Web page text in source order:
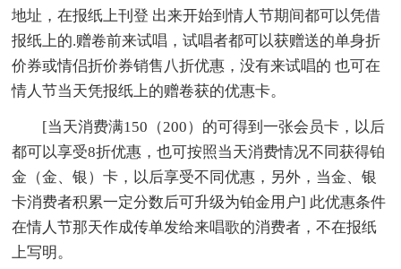
地址，在报纸上刊登 出来开始到情人节期间都可以凭借
报纸上的.赠卷前来试唱，试唱者都可以获赠送的单身折
价券或情侣折价券销售八折优惠，没有来试唱的 也可在
情人节当天凭报纸上的赠卷获的优惠卡。
[当天消费满150（200）的可得到一张会员卡，以后
都可以享受8折优惠，也可按照当天消费情况不同获得铂
金（金、银）卡，以后享受不同优惠，另外，当金、银
卡消费者积累一定分数后可升级为铂金用户] 此优惠条件
在情人节那天作成传单发给来唱歌的消费者，不在报纸
上写明。